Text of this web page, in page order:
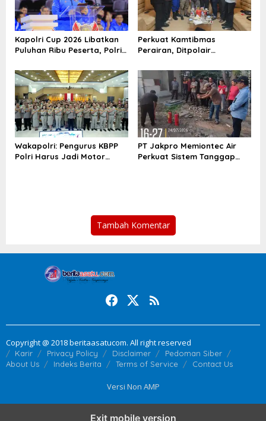
Kapolri Cup 2026 Libatkan
Puluhan Ribu Peserta, Polri
Digital Baru
Perkuat Kamtibmas
Perairan, Ditpolair
Berdialog dengan Nelayan
Indramayu
Wakapolri: Pengurus KBPP
Polri Harus Jadi Motor
PT Jakpro Memiontec Air
Perkuat Sistem Tanggap
Tambah Komentar
Copyright @ 2018 beritaasatucom. All right reserved
Karir Privacy Policy Disclaimer
Pedoman Siber
About Us
Indeks Berita Terms of Service Contact Us
Versi Non AMP
Exit mobile version